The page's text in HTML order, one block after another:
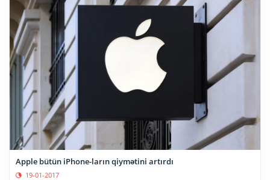
Apple bütün iPhone-ların qiymətini artırdı
19-01-2017